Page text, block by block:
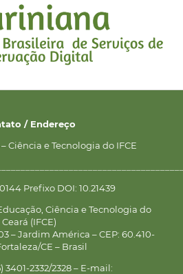
/ Endereço
Ciência e Tecnologia do IFCE
Prefixo DOI: 10.21439
Ciência e Tecnologia do
Ceará (IFCE)
– Jardim América – CEP: 60.410-
CE – Brasil
3401-2332/2328 – E-mail: